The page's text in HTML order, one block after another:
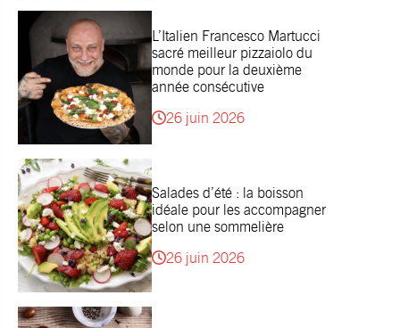
L’Italien Francesco Martucci
sacré meilleur pizzaiolo du
monde pour la deuxième
année consécutive
26 juin 2026
Salades d’été : la boisson
idéale pour les accompagner
selon une sommelière
26 juin 2026